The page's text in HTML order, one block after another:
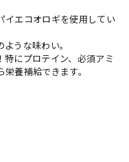
イエコオロギを使用してい
うな味わい。
特にプロテイン、必須アミ
養補給できます。